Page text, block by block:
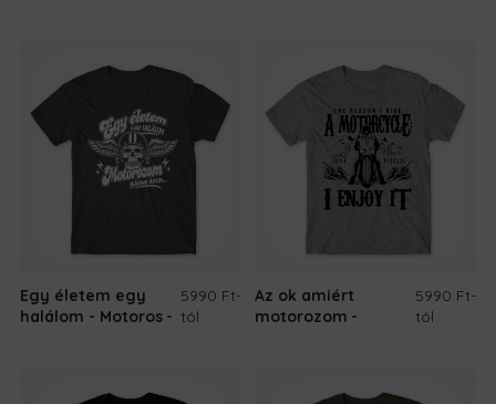
Egy életem egy
halálom - Motoros
5990 Ft-
tól
Az ok amiért
motorozom
5990 Ft-
tól